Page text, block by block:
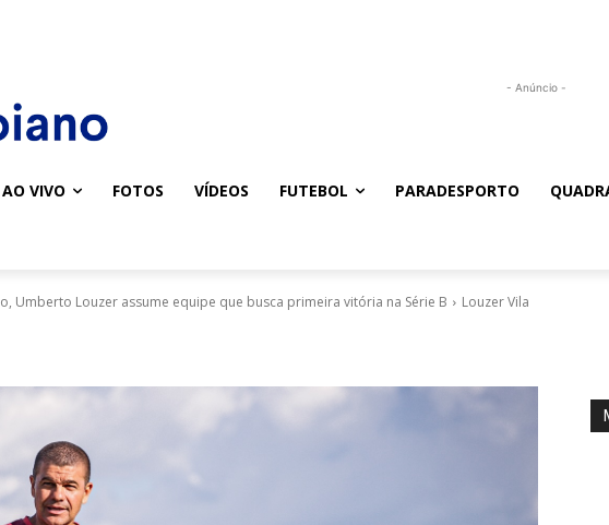
- Anúncio -
VIVO FOTOS VÍDEOS FUTEBOL PARADESPORTO
Umberto Louzer assume equipe que busca primeira vitória na Série B Louzer Vila